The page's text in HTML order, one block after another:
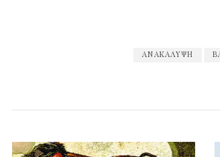
ΑΝΑΚΆΛΥΨΗ